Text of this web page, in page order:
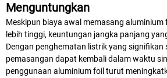
Menguntungkan
Meskipun biaya awal memasang
lebih tinggi, keuntungan jangka panjang
Dengan penghematan listrik yang signifikan
pemasangan dapat kembali dalam waktu
penggunaan aluminium foil turut